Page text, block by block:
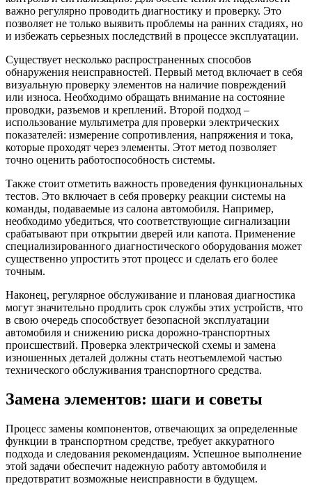
важно регулярно проводить диагностику и проверку. Это
позволяет не только выявить проблемы на ранних стадиях, но
и избежать серьезных последствий в процессе эксплуатации.
Существует несколько распространенных способов
обнаружения неисправностей. Первый метод включает в себя
визуальную проверку элементов на наличие повреждений
или износа. Необходимо обращать внимание на состояние
проводки, разъемов и креплений. Второй подход –
использование мультиметра для проверки электрических
показателей: измерение сопротивления, напряжения и тока,
которые проходят через элементы. Этот метод позволяет
точно оценить работоспособность системы.
Также стоит отметить важность проведения функциональных
тестов. Это включает в себя проверку реакции системы на
команды, подаваемые из салона автомобиля. Например,
необходимо убедиться, что соответствующие сигнализации
срабатывают при открытии дверей или капота. Применение
специализированного диагностического оборудования может
существенно упростить этот процесс и сделать его более
точным.
Наконец, регулярное обслуживание и плановая диагностика
могут значительно продлить срок службы этих устройств, что
в свою очередь способствует безопасной эксплуатации
автомобиля и снижению риска дорожно-транспортных
происшествий. Проверка электрической схемы и замена
изношенных деталей должны стать неотъемлемой частью
технического обслуживания транспортного средства.
Замена элементов: шаги и советы
Процесс замены компонентов, отвечающих за определенные
функции в транспортном средстве, требует аккуратного
подхода и следования рекомендациям. Успешное выполнение
этой задачи обеспечит надежную работу автомобиля и
предотвратит возможные неисправности в будущем.